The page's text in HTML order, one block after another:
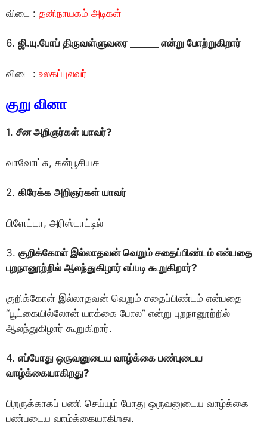
விடை : தனிநாயகம் அடிகள்
6. ஜி.யு.பாேப் திருவள்ளுவரை ______ என்று போற்றுகிறார்
விடை : உலகப்புலவர்
குறு வினா
1. சீன அறிஞர்கள் யாவர்?
வாவோட்சு, கன்பூசியசு
2. கிரேக்க அறிஞர்கள் யாவர்
பிளேட்டா, அரிஸ்டாட்டில்
3. குறிக்கோள் இல்லாதவன் வெறும் சதைப்பிண்டம் என்பதை
புறநானூற்றில் ஆலந்துகிழார் எப்படி கூறுகிறார்?
குறிக்கோள் இல்லாதவன் வெறும் சதைப்பிண்டம் என்பதை
“பூட்கையில்லோன் யாக்கை போல” என்று புறநானூற்றில்
ஆலந்துகிழார் கூறுகிறார்.
4. எப்போது ஒருவனுடைய வாழ்க்கை பண்புடைய
வாழ்க்கையாகிறது?
பிறருக்காகப் பணி செய்யும் போது ஒருவனுடைய வாழ்க்கை
பண்புடைய வாழ்க்கையாகிறது.